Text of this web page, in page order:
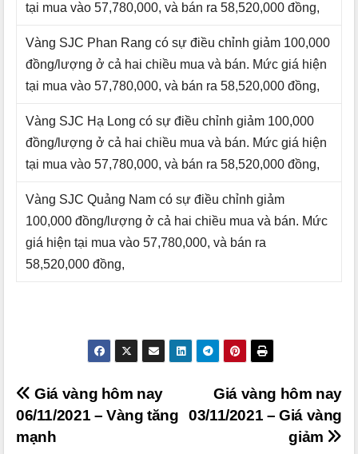
tại mua vào 57,780,000, và bán ra 58,520,000 đồng,
Vàng SJC Phan Rang có sự điều chỉnh giảm 100,000
đồng/lượng ở cả hai chiều mua và bán. Mức giá hiện
tại mua vào 57,780,000, và bán ra 58,520,000 đồng,
Vàng SJC Hạ Long có sự điều chỉnh giảm 100,000
đồng/lượng ở cả hai chiều mua và bán. Mức giá hiện
tại mua vào 57,780,000, và bán ra 58,520,000 đồng,
Vàng SJC Quảng Nam có sự điều chỉnh giảm
100,000 đồng/lượng ở cả hai chiều mua và bán. Mức
giá hiện tại mua vào 57,780,000, và bán ra
58,520,000 đồng,
Điều
hướng
bài
Giá vàng hôm nay
03/11/2021 – Giá vàng
giảm
Giá vàng hôm nay
06/11/2021 – Vàng tăng
mạnh